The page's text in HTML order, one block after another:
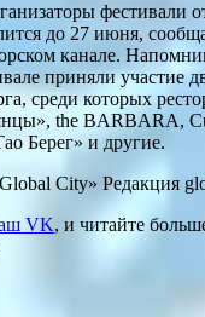
фестивали
до 27 июня,
канале.
приняли участие
среди которых
the BARBARA,
Берег» и другие.
City» Редакция
VK, и читайте